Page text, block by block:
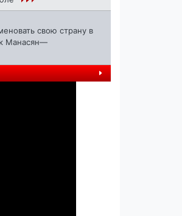
свою страну в
Манасян—